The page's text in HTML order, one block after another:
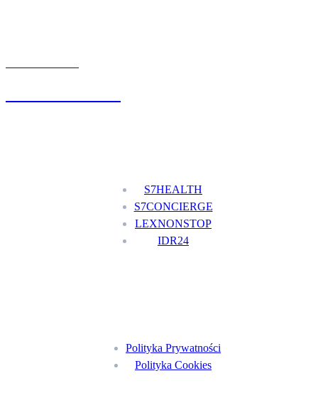
S7HEALTH
S7CONCIERGE
LEXNONSTOP
IDR24
Polityka Prywatności
Polityka Cookies